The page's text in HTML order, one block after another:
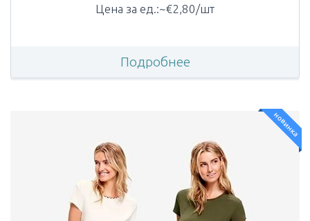
Цена за ед.:~€2,80/шт
Подробнее
новинка